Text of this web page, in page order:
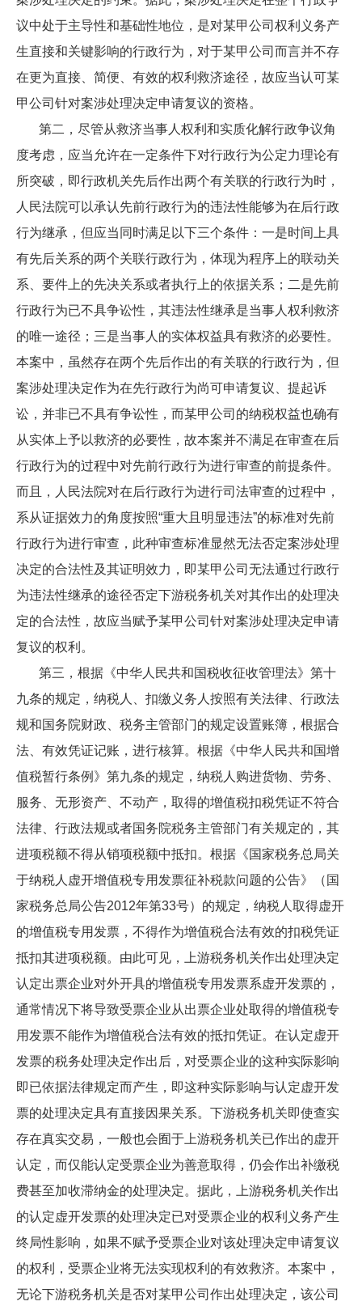
议中处于主导性和基础性地位，是对某甲公司权利义务产
生直接和关键影响的行政行为，对于某甲公司而言并不存
在更为直接、简便、有效的权利救济途径，故应当认可某
甲公司针对案涉处理决定申请复议的资格。
第二，尽管从救济当事人权利和实质化解行政争议角
度考虑，应当允许在一定条件下对行政行为公定力理论有
所突破，即行政机关先后作出两个有关联的行政行为时，
人民法院可以承认先前行政行为的违法性能够为在后行政
行为继承，但应当同时满足以下三个条件：一是时间上具
有先后关系的两个关联行政行为，体现为程序上的联动关
系、要件上的先决关系或者执行上的依据关系；二是先前
行政行为已不具争讼性，其违法性继承是当事人权利救济
的唯一途径；三是当事人的实体权益具有救济的必要性。
本案中，虽然存在两个先后作出的有关联的行政行为，但
案涉处理决定作为在先行政行为尚可申请复议、提起诉
讼，并非已不具有争讼性，而某甲公司的纳税权益也确有
从实体上予以救济的必要性，故本案并不满足在审查在后
行政行为的过程中对先前行政行为进行审查的前提条件。
而且，人民法院对在后行政行为进行司法审查的过程中，
系从证据效力的角度按照“重大且明显违法”的标准对先前
行政行为进行审查，此种审查标准显然无法否定案涉处理
决定的合法性及其证明效力，即某甲公司无法通过行政行
为违法性继承的途径否定下游税务机关对其作出的处理决
定的合法性，故应当赋予某甲公司针对案涉处理决定申请
复议的权利。
第三，根据《中华人民共和国税收征收管理法》第十
九条的规定，纳税人、扣缴义务人按照有关法律、行政法
规和国务院财政、税务主管部门的规定设置账簿，根据合
法、有效凭证记账，进行核算。根据《中华人民共和国增
值税暂行条例》第九条的规定，纳税人购进货物、劳务、
服务、无形资产、不动产，取得的增值税扣税凭证不符合
法律、行政法规或者国务院税务主管部门有关规定的，其
进项税额不得从销项税额中抵扣。根据《国家税务总局关
于纳税人虚开增值税专用发票征补税款问题的公告》（国
家税务总局公告2012年第33号）的规定，纳税人取得虚开
的增值税专用发票，不得作为增值税合法有效的扣税凭证
抵扣其进项税额。由此可见，上游税务机关作出处理决定
认定出票企业对外开具的增值税专用发票系虚开发票的，
通常情况下将导致受票企业从出票企业处取得的增值税专
用发票不能作为增值税合法有效的抵扣凭证。在认定虚开
发票的税务处理决定作出后，对受票企业的这种实际影响
即已依据法律规定而产生，即这种实际影响与认定虚开发
票的处理决定具有直接因果关系。下游税务机关即使查实
存在真实交易，一般也会囿于上游税务机关已作出的虚开
认定，而仅能认定受票企业为善意取得，仍会作出补缴税
费甚至加收滞纳金的处理决定。据此，上游税务机关作出
的认定虚开发票的处理决定已对受票企业的权利义务产生
终局性影响，如果不赋予受票企业对该处理决定申请复议
的权利，受票企业将无法实现权利的有效救济。本案中，
无论下游税务机关是否对某甲公司作出处理决定，该公司